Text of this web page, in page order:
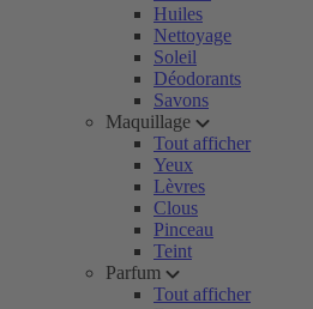
Huiles
Nettoyage
Soleil
Déodorants
Savons
Maquillage
Tout afficher
Yeux
Lèvres
Clous
Pinceau
Teint
Parfum
Tout afficher